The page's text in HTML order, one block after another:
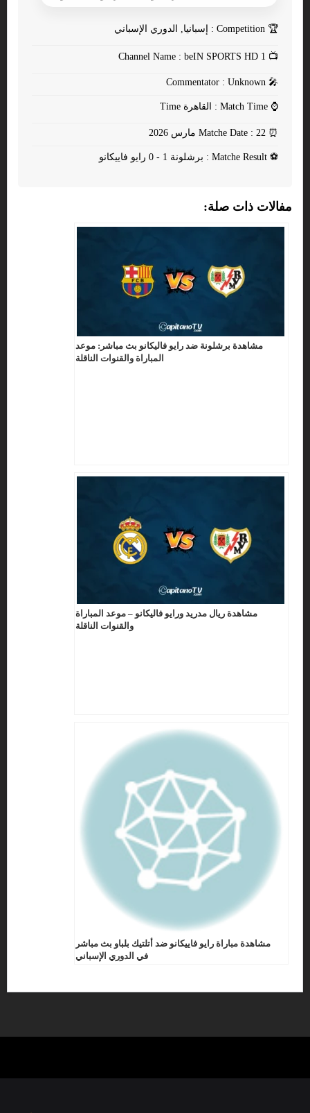
🏆
📺
🎤
⌚
⏰
⚽
مفالات ذات صلة:
مشاهدة برشلونة ضد رايو فاليكانو بث مباشر: موعد
المباراة والقنوات الناقلة
مشاهدة ريال مدريد ورايو فاليكانو – موعد المباراة
والقنوات الناقلة
مشاهدة مباراة رايو فاييكانو ضد أتلتيك بلباو بث مباشر
في الدوري الإسباني